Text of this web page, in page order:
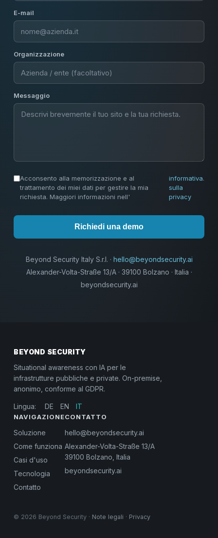
E-mail
Organizzazione
Messaggio
Acconsento alla memorizzazione e al
trattamento dei miei dati per gestire la mia
richiesta. Maggiori informazioni nell'
informativa
sulla
privacy
.
Richiedi una demo
Beyond Security Italy S.r.l. · hello@beyondsecurity.ai
Alexander-Volta-Straße 13/A · 39100 Bolzano · Italia ·
beyondsecurity.ai
BEYOND SECURITY
Situational awareness con IA per le
infrastrutture pubbliche e private. On-premise,
anonimo, conforme al GDPR.
Lingua: DE EN IT
NAVIGAZIONE
Soluzione
Come funziona
Casi d'uso
Tecnologia
Contatto
CONTATTO
hello@beyondsecurity.ai
Alexander-Volta-Straße 13/A
39100 Bolzano, Italia
beyondsecurity.ai
© 2026 Beyond Security · Note legali · Privacy